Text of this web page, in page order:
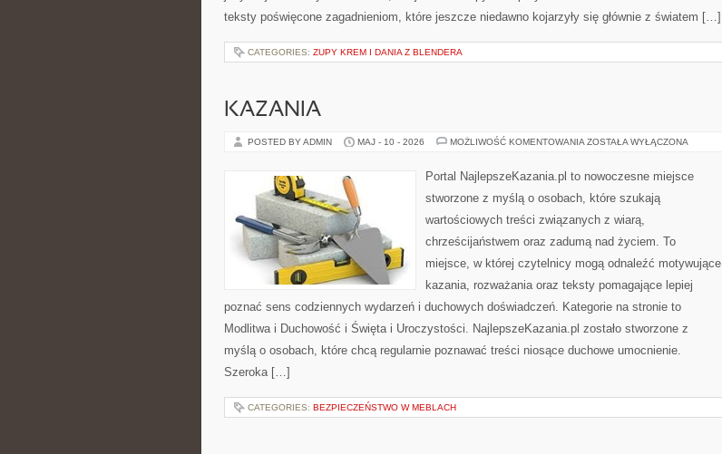
teksty poświęcone zagadnieniom, które jeszcze niedawno kojarzyły się głównie z światem […]
CATEGORIES: ZUPY KREM I DANIA Z BLENDERA
KAZANIA
POSTED BY ADMIN MAJ - 10 - 2026 MOŻLIWOŚĆ KOMENTOWANIA KAZANIA
ZOSTAŁA WYŁĄCZONA
Portal NajlepszeKazania.pl to nowoczesne miejsce
stworzone z myślą o osobach, które szukają
wartościowych treści związanych z wiarą,
chrześcijaństwem oraz zadumą nad życiem. To
miejsce, w której czytelnicy mogą odnaleźć motywujące
kazania, rozważania oraz teksty pomagające lepiej
poznać sens codziennych wydarzeń i duchowych doświadczeń. Kategorie na stronie to
Modlitwa i Duchowość i Święta i Uroczystości. NajlepszeKazania.pl zostało stworzone z
myślą o osobach, które chcą regularnie poznawać treści niosące duchowe umocnienie.
Szeroka […]
CATEGORIES: BEZPIECZEŃSTWO W MEBLACH